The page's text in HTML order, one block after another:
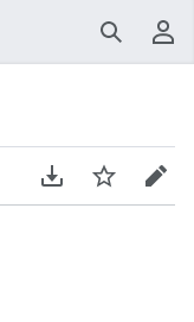
Buscar
Descarregar en
Vigilar